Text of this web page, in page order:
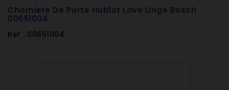
Charniere De Porte Hublot Lave Linge Bosch
00651004
Ref : 00651004